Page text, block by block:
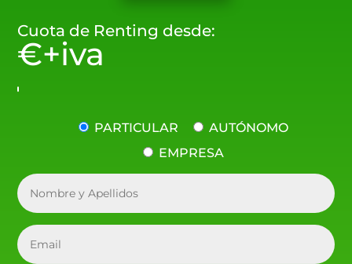
Cuota de Renting desde:
€+iva
PARTICULAR
AUTÓNOMO
EMPRESA